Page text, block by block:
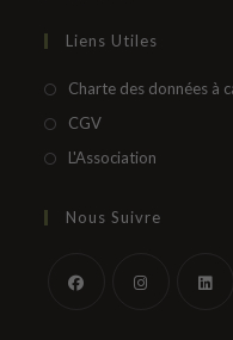
Liens Utiles
Charte des données à
CGVS’ouvre
dans
nouvel
L'AssociationS’ouvre
un
onglet
Nous Suivre